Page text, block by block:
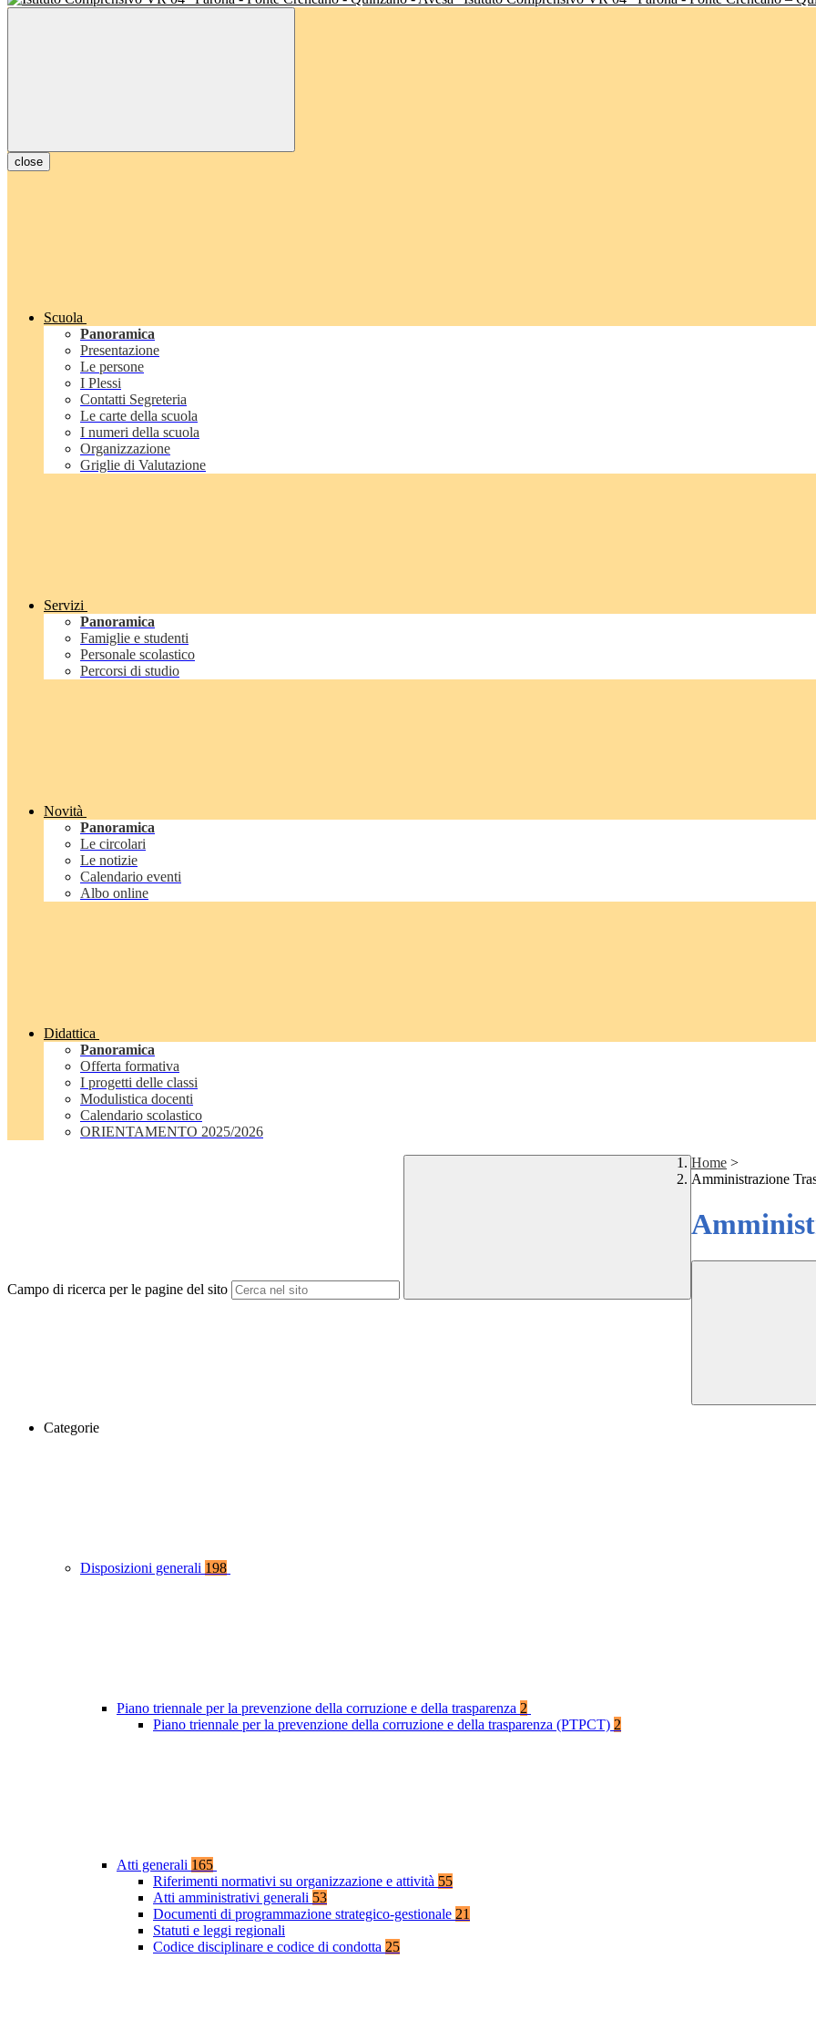
close
Scuola
Panoramica
Presentazione
Le persone
I Plessi
Contatti Segreteria
Le carte della scuola
I numeri della scuola
Organizzazione
Griglie di Valutazione
Servizi
Panoramica
Famiglie e studenti
Personale scolastico
Percorsi di studio
Novità
Panoramica
Le circolari
Le notizie
Calendario eventi
Albo online
Didattica
Panoramica
Offerta formativa
I progetti delle classi
Modulistica docenti
Calendario scolastico
ORIENTAMENTO 2025/2026
Campo di ricerca per le pagine del sito
Home >
Amministrazione
Categorie
Disposizioni generali 198
Piano triennale per la prevenzione della corruzione e della trasparenza 2
Piano triennale per la prevenzione della corruzione e della trasparenza (PTPCT) 2
Atti generali 165
Riferimenti normativi su organizzazione e attività 55
Atti amministrativi generali 53
Documenti di programmazione strategico-gestionale 21
Statuti e leggi regionali
Codice disciplinare e codice di condotta 25